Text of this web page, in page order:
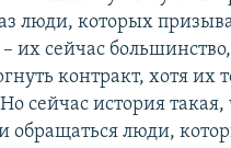
люди, которых
их сейчас
контракт, хотя их
сейчас история
обращаться люди,